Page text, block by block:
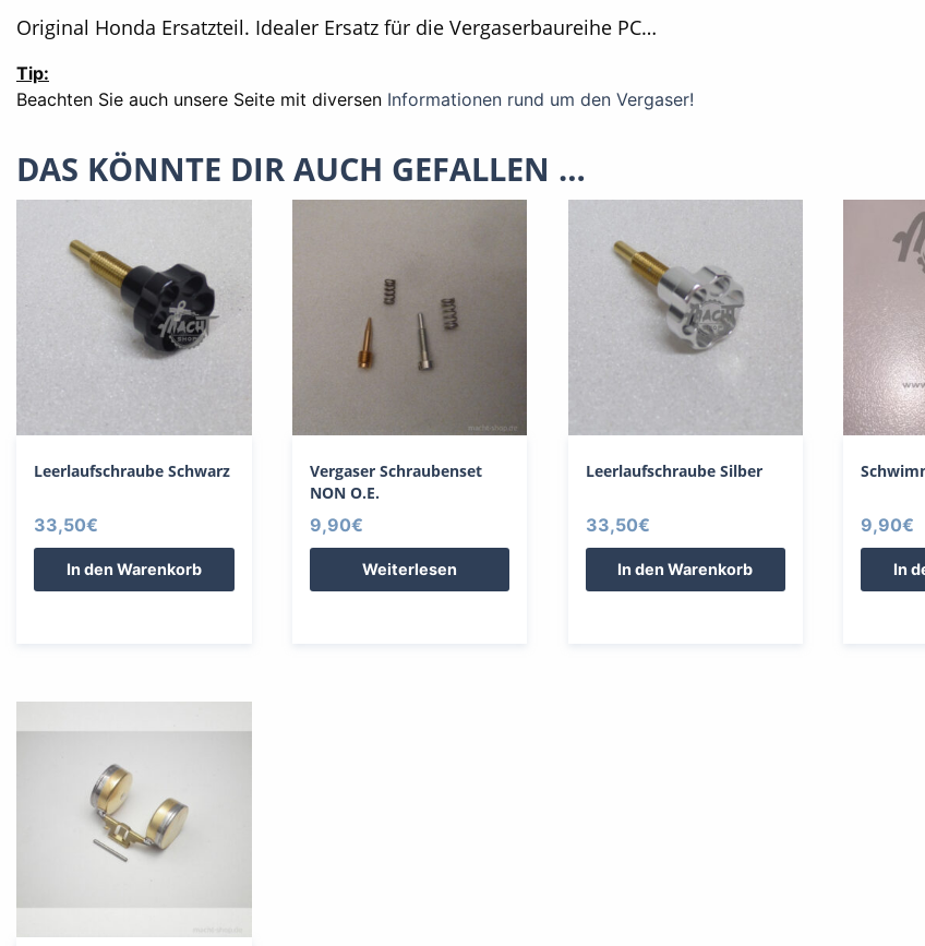
Original Honda Ersatzteil. Idealer Ersatz für die Vergaserbaureihe PC…
Tip:
Beachten Sie auch unsere Seite mit diversen Informationen rund um den Vergaser!
DAS KÖNNTE DIR AUCH GEFALLEN …
Leerlaufschraube Schwarz
33,50€
In den Warenkorb
Vergaser Schraubenset
NON O.E.
9,90€
Weiterlesen
Leerlaufschraube Silber
33,50€
In den Warenkorb
9,90€
In